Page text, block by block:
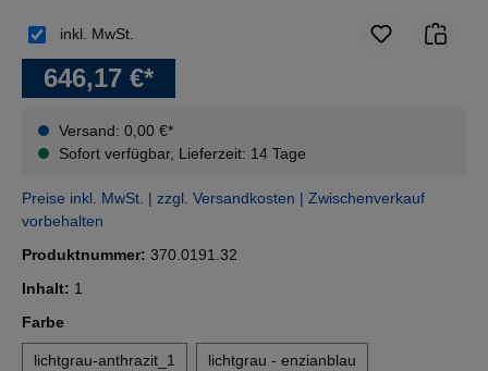
646,17 €*
Versand: 0,00 €*
Sofort verfügbar, Lieferzeit: 14 Tage
inkl. MwSt.
Preise inkl. MwSt. | zzgl. Versandkosten | Zwischenverkauf
vorbehalten
Produktnummer: 370.0191.32
Inhalt: 1
Farbeauswählen
lichtgrau-anthrazit_1 lichtgrau - enzianblau